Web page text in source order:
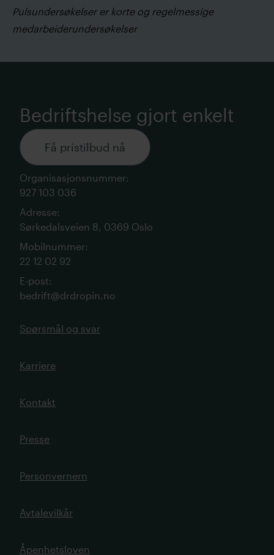
Pulsundersøkelser er korte og regelmessige
medarbeiderundersøkelser
Bedriftshelse gjort enkelt
Få pristilbud nå
Organisasjonsnummer:
927 103 036
Adresse:
Sørkedalsveien 8, 0369 Oslo
Mobilnummer:
22 12 02 92
E-post:
bedrift@drdropin.no
Spørsmål og svar
Karriere
Kontakt
Presse
Personvernern
Avtalevilkår
Åpenhetsloven